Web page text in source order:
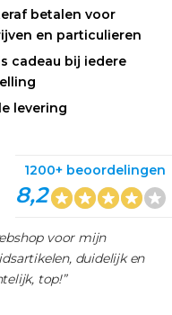
betalen voor
en particulieren
cadeau bij iedere
levering
8,2
1200+ beoordelingen
voor mijn
duidelijk en
top!”